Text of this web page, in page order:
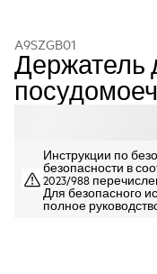
A9SZGB01
Держатель
Инструкции по
безопасности в
2023/988
Для безопасного
полное